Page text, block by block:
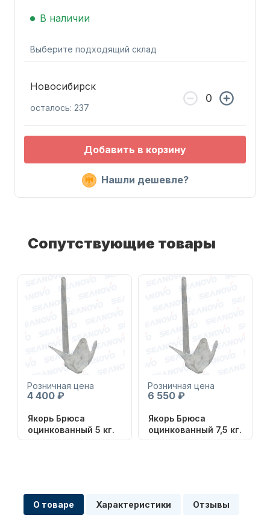
Запчасти для ПЛМ
Масла для лодочных моторов
Автохолодильник KYODA
В наличии
Выберите подходящий склад
Новосибирск
осталось: 237
Добавить в корзину
Нашли дешевле?
Сопутствующие товары
Розничная цена
4 400 ₽
Якорь Брюса
оцинкованный 5 кг.
Розничная цена
6 550 ₽
Якорь Брюса
оцинкованный 7,5 кг.
О товаре Характеристики Отзывы